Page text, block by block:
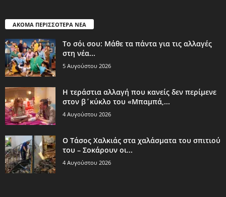
ΑΚΟΜΑ ΠΕΡΙΣΣΟΤΕΡΑ ΝΕΑ
Το σόι σου: Μάθε τα πάντα για τις αλλαγές
στη νέα...
5 Αυγούστου 2026
Η τεράστια αλλαγή που κανείς δεν περίμενε
στον β΄κύκλο του «Μπαμπά,...
4 Αυγούστου 2026
Ο Τάσος Χαλκιάς στα χαλάσματα του σπιτιού
του – Σοκάρουν οι...
4 Αυγούστου 2026